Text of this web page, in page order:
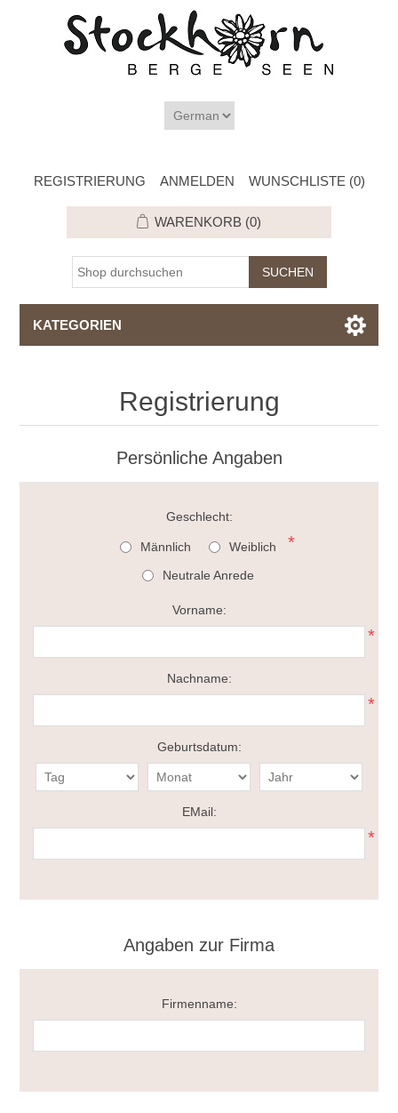
REGISTRIERUNG ANMELDEN WUNSCHLISTE (0)
WARENKORB (0)
KATEGORIEN
Registrierung
Persönliche Angaben
Geschlecht:
Männlich
Weiblich
Neutrale Anrede
*
Vorname:
*
Nachname:
*
Geburtsdatum:
EMail:
*
Angaben zur Firma
Firmenname: